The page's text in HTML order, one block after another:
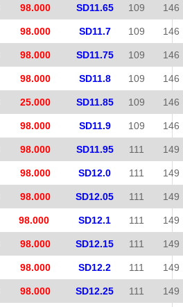
98.000 SD11.65 109 146
98.000 SD11.7 109 146
98.000 SD11.75 109 146
98.000 SD11.8 109 146
25.000 SD11.85 109 146
98.000 SD11.9 109 146
98.000 SD11.95 111 149
98.000 SD12.0 111 149
98.000 SD12.05 111 149
98.000 SD12.1 111 149
98.000 SD12.15 111 149
98.000 SD12.2 111 149
98.000 SD12.25 111 149